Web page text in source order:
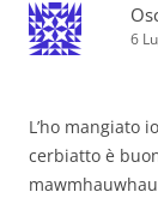
6
L’ho mangiato
cerbiatto è